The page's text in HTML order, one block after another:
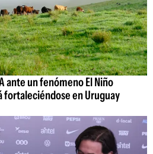
ante un fenómeno El Niño
fortaleciéndose en Uruguay